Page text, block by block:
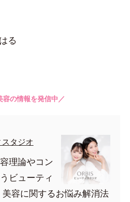
る
の情報を発信中／
タジオ
理論やコン
ビューティ
容に関するお悩み解消法